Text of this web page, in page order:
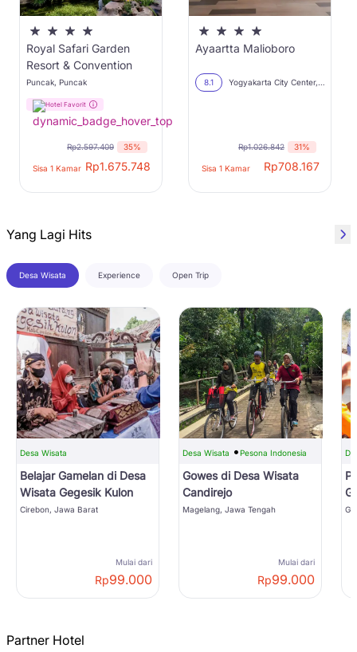
Royal Safari Garden
Resort & Convention
Puncak, Puncak
Hotel Favorit
Rp2.597.409 35%
Sisa 1 Kamar Rp1.675.748
Ayaartta Malioboro
8.1 Yogyakarta City Center, Yogyakarta
Rp1.026.842 31%
Sisa 1 Kamar Rp708.167
Yang Lagi Hits
Desa Wisata Experience Open Trip
Desa Wisata
Belajar Gamelan di Desa
Wisata Gegesik Kulon
Cirebon, Jawa Barat
Mulai dari
Rp99.000
Desa Wisata Pesona Indonesia
Gowes di Desa Wisata
Candirejo
Magelang, Jawa Tengah
Mulai dari
Rp99.000
Partner Hotel